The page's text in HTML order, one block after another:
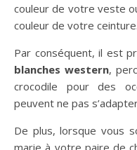
couleur de votre veste
couleur de votre ceinture.
Par conséquent, il est
blanches western,
crocodile pour des
peuvent ne pas
De plus, lorsque vous
marie à votre paire de